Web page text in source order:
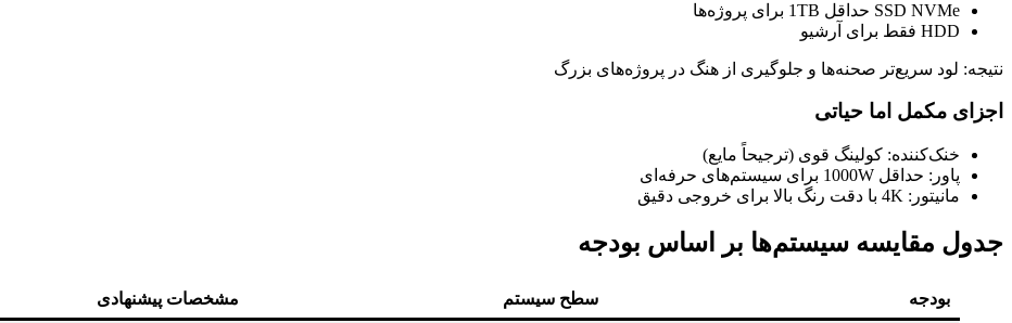
SSD NVMe حداقل 1TB برای پروژه‌ها
HDD فقط برای آرشیو
نتیجه: لود سریع‌تر صحنه‌ها و جلوگیری از هنگ در پروژه‌های بزرگ
اجزای مکمل اما حیاتی
خنک‌کننده: کولینگ قوی (ترجیحاً مایع)
پاور: حداقل 1000W برای سیستم‌های حرفه‌ای
مانیتور: 4K با دقت رنگ بالا برای خروجی دقیق
جدول مقایسه سیستم‌ها بر اساس بودجه
بودجه سطح سیستم مشخصات پیشنهادی